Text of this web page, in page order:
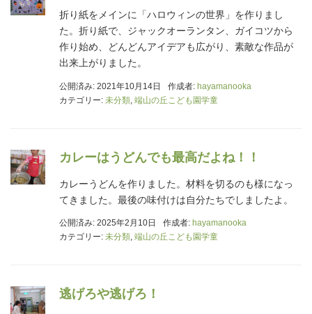
折り紙をメインに「ハロウィンの世界」を作りまし
た。折り紙で、ジャックオーランタン、ガイコツから
作り始め、どんどんアイデアも広がり、素敵な作品が
出来上がりました。
公開済み: 2021年10月14日 作成者: hayamanooka
カテゴリー: 未分類, 端山の丘こども園学童
カレーはうどんでも最高だよね！！
カレーうどんを作りました。材料を切るのも様になっ
てきました。最後の味付けは自分たちでしましたよ。
公開済み: 2025年2月10日 作成者: hayamanooka
カテゴリー: 未分類, 端山の丘こども園学童
逃げろや逃げろ！